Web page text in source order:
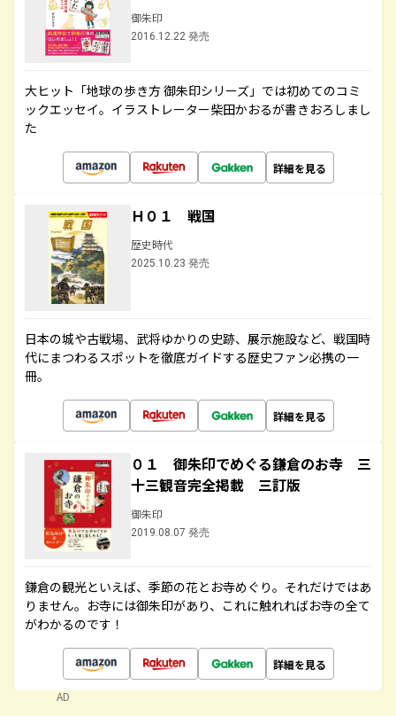
御朱印
2016.12.22 発売
大ヒット「地球の歩き方 御朱印シリーズ」では初めてのコミ
ックエッセイ。イラストレーター柴田かおるが書きおろしまし
た
詳細を見る
Ｈ０１ 戦国
歴史時代
2025.10.23 発売
日本の城や古戦場、武将ゆかりの史跡、展示施設など、戦国時
代にまつわるスポットを徹底ガイドする歴史ファン必携の一
冊。
詳細を見る
０１ 御朱印でめぐる鎌倉のお寺 三
十三観音完全掲載 三訂版
御朱印
2019.08.07 発売
鎌倉の観光といえば、季節の花とお寺めぐり。それだけではあ
りません。お寺には御朱印があり、これに触れればお寺の全て
がわかるのです！
詳細を見る
AD